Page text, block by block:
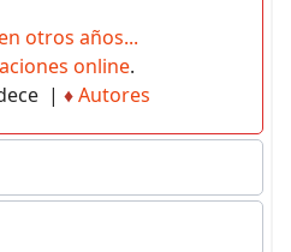
otros años...
online.
| ♦Autores